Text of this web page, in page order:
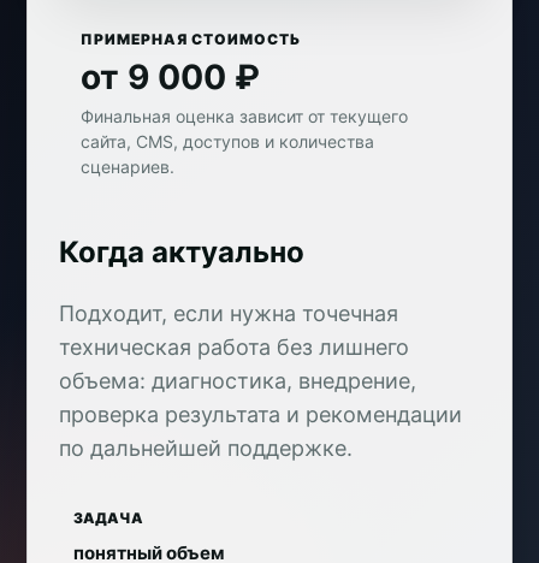
ПРИМЕРНАЯ СТОИМОСТЬ
от 9 000 ₽
Финальная оценка зависит от текущего
сайта, CMS, доступов и количества
сценариев.
Когда актуально
Подходит, если нужна точечная
техническая работа без лишнего
объема: диагностика, внедрение,
проверка результата и рекомендации
по дальнейшей поддержке.
ЗАДАЧА
понятный объем